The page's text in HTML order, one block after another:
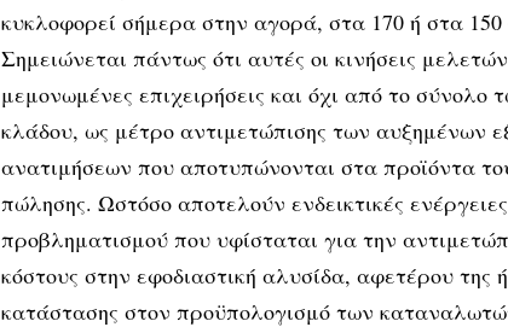
κυκλοφορεί σήμερα στην αγορά, στα 170 ή στα
Σημειώνεται πάντως ότι αυτές οι κινήσεις
μεμονωμένες επιχειρήσεις και όχι από το σύνολο
κλάδου, ως μέτρο αντιμετώπισης των αυξημένων
ανατιμήσεων που αποτυπώνονται στα προϊόντα
πώλησης. Ωστόσο αποτελούν ενδεικτικές
προβληματισμού που υφίσταται για την
κόστους στην εφοδιαστική αλυσίδα, αφετέρου της
κατάστασης στον προϋπολογισμό των